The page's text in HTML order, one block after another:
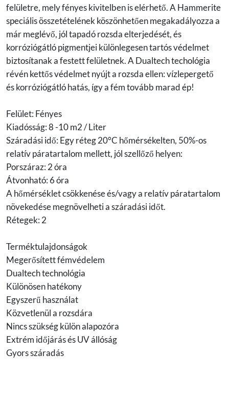
felületre, mely fényes kivitelben is elérhető. A Hammerite
speciális összetételének köszönhetően megakadályozza a
már meglévő, jól tapadó rozsda elterjedését, és
korróziógátló pigmentjei különlegesen tartós védelmet
biztosítanak a festett felületnek. A Dualtech techológia
révén kettős védelmet nyújt a rozsda ellen: vízlepergető
és korróziógátló hatás, így a fém tovább marad ép!
Felület: Fényes
Kiadósság: 8 -10 m2 / Liter
Száradási idő: Egy réteg 20°C hőmérsékelten, 50%-os
relatív páratartalom mellett, jól szellőző helyen:
Porszáraz: 2 óra
Átvonható: 6 óra
A hőmérséklet csökkenése és/vagy a relatív páratartalom
növekedése megnövelheti a száradási időt.
Rétegek: 2
Terméktulajdonságok
Megerősített fémvédelem
Dualtech technológia
Különösen hatékony
Egyszerű használat
Közvetlenül a rozsdára
Nincs szükség külön alapozóra
Extrém időjárás és UV állóság
Gyors száradás